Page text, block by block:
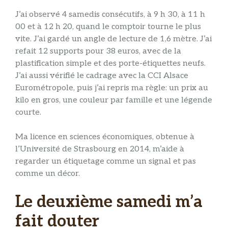
J’ai observé 4 samedis consécutifs, à 9 h 30, à 11 h
00 et à 12 h 20, quand le comptoir tourne le plus
vite. J’ai gardé un angle de lecture de 1,6 mètre. J’ai
refait 12 supports pour 38 euros, avec de la
plastification simple et des porte-étiquettes neufs.
J’ai aussi vérifié le cadrage avec la CCI Alsace
Eurométropole, puis j’ai repris ma règle: un prix au
kilo en gros, une couleur par famille et une légende
courte.
Ma licence en sciences économiques, obtenue à
l’Université de Strasbourg en 2014, m’aide à
regarder un étiquetage comme un signal et pas
comme un décor.
Le deuxième samedi m’a
fait douter